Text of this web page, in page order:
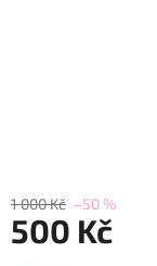
1 000 Kč –50 %
500 Kč